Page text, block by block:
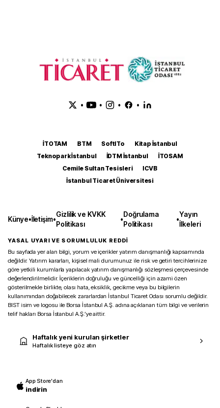
• • • •
İTOTAM BTM SoftITo
Kitap İstanbul
Teknopark İstanbul
İDTM İstanbul
İTOSAM
Cemile Sultan Tesisleri
ICVB
İstanbul Ticaret Üniversitesi
Künye•İletişim•
Gizlilik ve KVKK
Politikası
•
Doğrulama
Politikası
•
Yayın
İlkeleri
YASAL UYARI VE SORUMLULUK REDDİ
Bu sayfada yer alan bilgi, yorum ve içerikler yatırım danışmanlığı kapsamında
değildir. Yatırım kararları, kişisel mali durumunuz ile risk ve getiri tercihlerinize
göre yetkili kurumlarla yapılacak yatırım danışmanlığı sözleşmesi çerçevesinde
değerlendirilmelidir. İçeriklerin doğruluğu ve güncelliği için azami özen
gösterilmekle birlikte, olası hata, eksiklik, gecikme veya bu bilgilerin
kullanımından doğabilecek zararlardan İstanbul Ticaret Odası sorumlu değildir.
BIST isim ve logosu ile Borsa İstanbul A.Ş. adına açıklanan tüm bilgi ve verilerin
telif hakları Borsa İstanbul A.Ş.’ye aittir.
Haftalık yeni kurulan şirketler
Haftalık listeye göz atın
App Store'dan
indirin